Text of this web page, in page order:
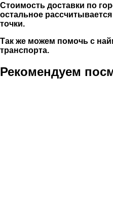
Стоимость доставки по
остальное
точки.
Так же можем помочь с
транспорта.
Рекомендуем